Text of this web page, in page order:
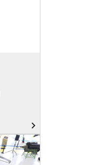
navigate_next